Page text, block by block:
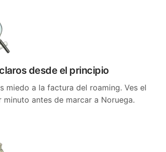
desde el principio
miedo a la factura del roaming. Ves el
minuto antes de marcar a Noruega.